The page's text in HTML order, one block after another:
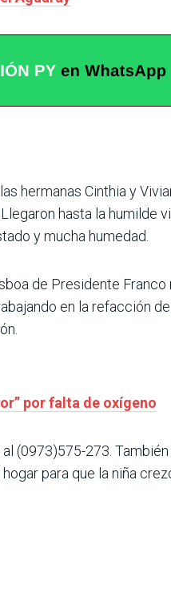
hermanas Cinthia y
hasta la humilde
y mucha humedad.
de Presidente
en la refacción
por falta de oxígeno
(0973)575-273.
para que la niña